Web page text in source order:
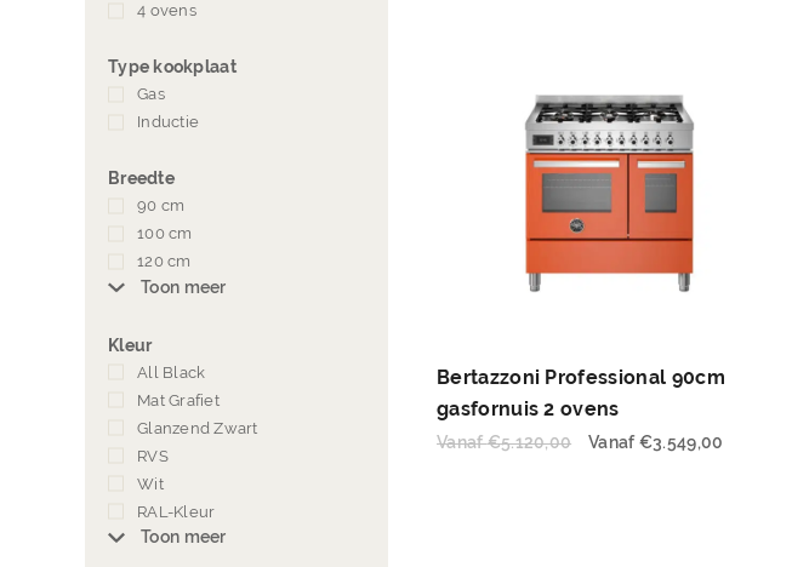
4 ovens
Type kookplaat
Gas
Inductie
Breedte
90 cm
100 cm
120 cm
Toon meer
Kleur
All Black
Mat Grafiet
Glanzend Zwart
RVS
Wit
RAL-Kleur
Toon meer
Bertazzoni Professional 90cm
gasfornuis 2 ovens
Vanaf€5.120,00 Vanaf€3.549,00